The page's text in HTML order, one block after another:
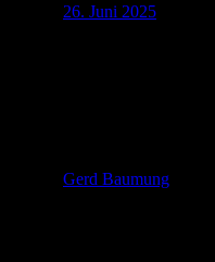
26. Juni 2025
Gerd Baumung